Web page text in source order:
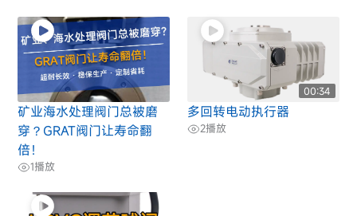
矿业海水处理阀门总被磨
穿？GRAT阀门让寿命翻
倍！
1播放
00:34
多回转电动执行器
2播放